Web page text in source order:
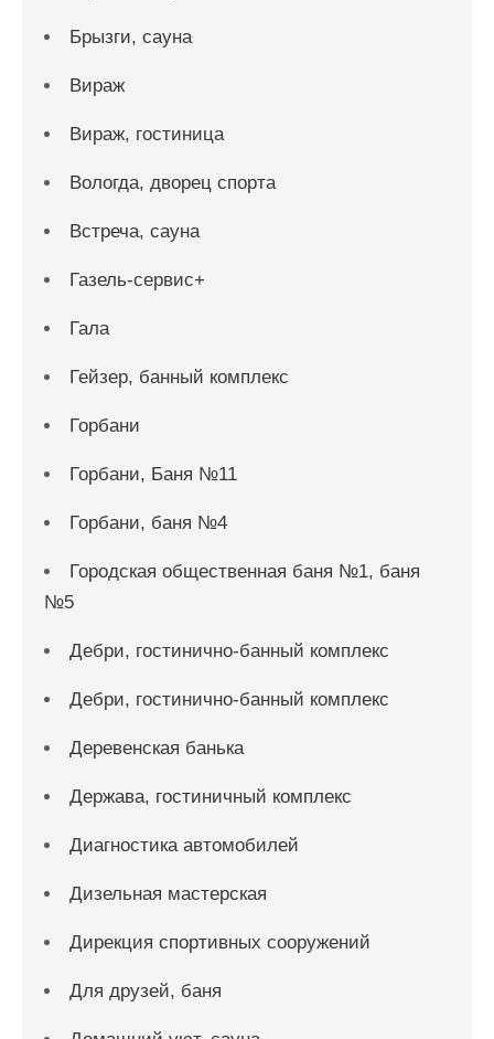
Брызги, сауна
Вираж
Вираж, гостиница
Вологда, дворец спорта
Встреча, сауна
Газель-сервис+
Гала
Гейзер, банный комплекс
Горбани
Горбани, Баня №11
Горбани, баня №4
Городская общественная баня №1, баня
№5
Дебри, гостинично-банный комплекс
Дебри, гостинично-банный комплекс
Деревенская банька
Держава, гостиничный комплекс
Диагностика автомобилей
Дизельная мастерская
Дирекция спортивных сооружений
Для друзей, баня